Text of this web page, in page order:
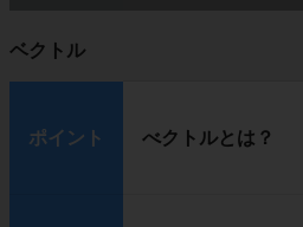
ベクトル
ポイント べクトルとは？